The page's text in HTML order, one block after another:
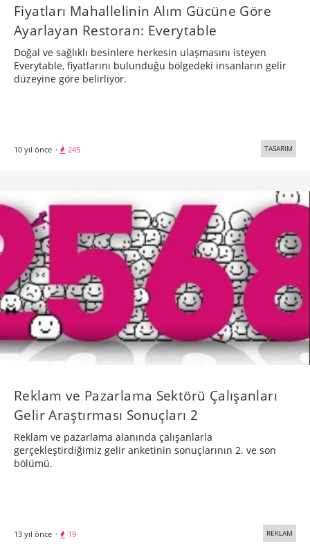
Fiyatları Mahallelinin Alım Gücüne Göre
Ayarlayan Restoran: Everytable
Doğal ve sağlıklı besinlere herkesin ulaşmasını isteyen
Everytable, fiyatlarını bulunduğu bölgedeki insanların gelir
düzeyine göre belirliyor.
10 yıl önce · 245 TASARIM
Reklam ve Pazarlama Sektörü Çalışanları
Gelir Araştırması Sonuçları 2
Reklam ve pazarlama alanında çalışanlarla
gerçekleştirdiğimiz gelir anketinin sonuçlarının 2. ve son
bölümü.
13 yıl önce · 19 REKLAM